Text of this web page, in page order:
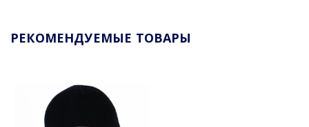
РЕКОМЕНДУЕМЫЕ ТОВАРЫ